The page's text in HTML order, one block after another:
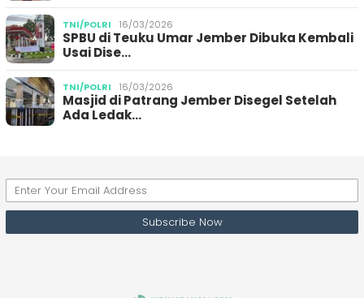
TNI/POLRI 16/03/2026
SPBU di Teuku Umar Jember Dibuka Kembali
Usai Dise…
TNI/POLRI 16/03/2026
Masjid di Patrang Jember Disegel Setelah
Ada Ledak…